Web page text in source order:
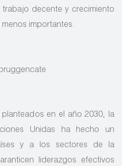
decente y crecimiento
importantes.
en el año 2030, la
Unidas ha hecho un
y a los sectores de la
liderazgos efectivos